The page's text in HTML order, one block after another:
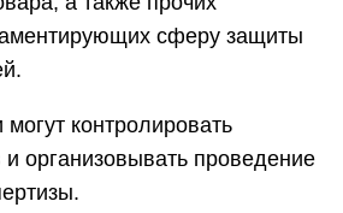
сферу защиты
контролировать
организовывать проведение